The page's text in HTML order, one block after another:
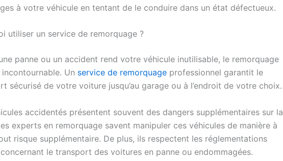
à votre véhicule en tentant de le conduire dans un état défectueux.
utiliser un service de remorquage ?
panne ou un accident rend votre véhicule inutilisable, le remorquage
Un service de remorquage professionnel garantit le
sécurisé de votre voiture jusqu’au garage ou à l’endroit de votre choix.
accidentés présentent souvent des dangers supplémentaires sur la
experts en remorquage savent manipuler ces véhicules de manière à
risque supplémentaire. De plus, ils respectent les réglementations
le transport des voitures en panne ou endommagées.